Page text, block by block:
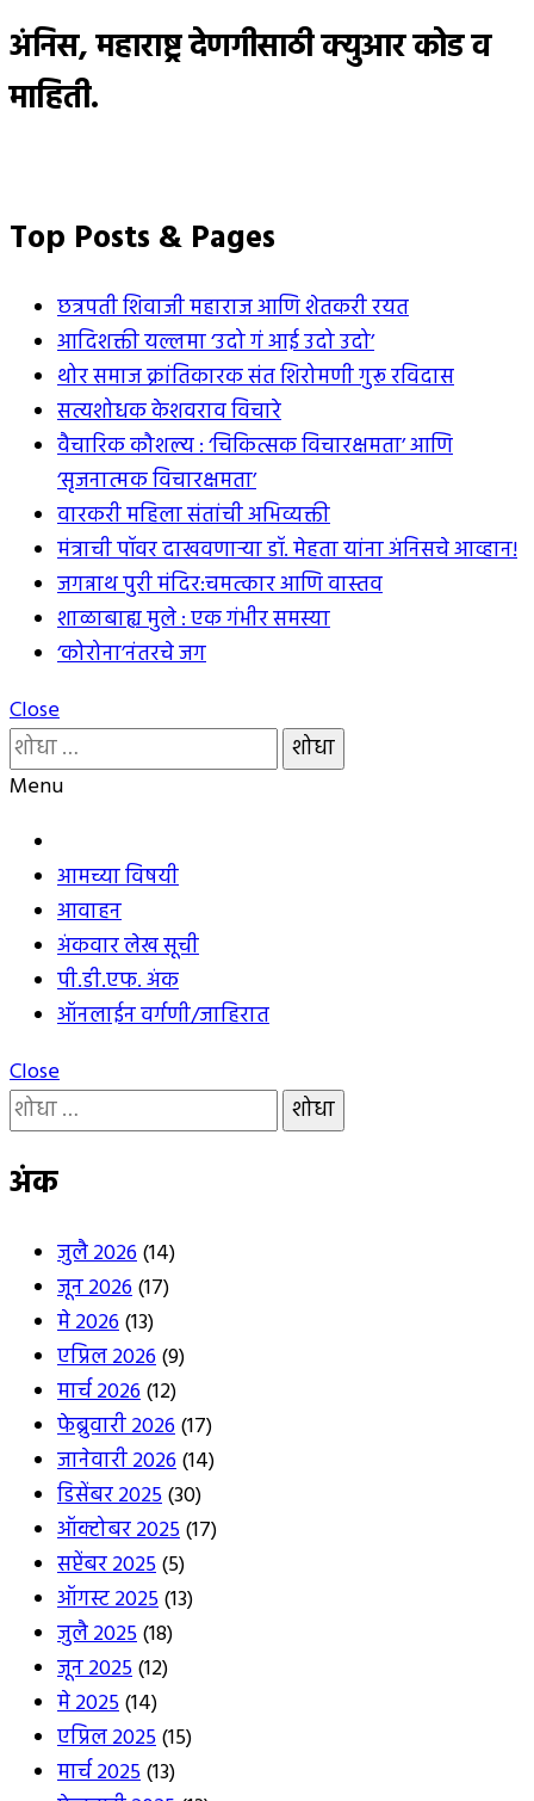
अंनिस, महाराष्ट्र देणगीसाठी क्युआर कोड व
माहिती.
Top Posts & Pages
छत्रपती शिवाजी महाराज आणि शेतकरी रयत
आदिशक्ती यल्लमा ‘उदो गं आई उदो उदो’
थोर समाज क्रांतिकारक संत शिरोमणी गुरू रविदास
सत्यशोधक केशवराव विचारे
वैचारिक कौशल्य : ‘चिकित्सक विचारक्षमता’ आणि
‘सृजनात्मक विचारक्षमता’
वारकरी महिला संतांची अभिव्यक्ती
मंत्राची पॉवर दाखवणार्‍या डॉ. मेहता यांना अंनिसचे आव्हान!
जगन्नाथ पुरी मंदिर:चमत्कार आणि वास्तव
शाळाबाह्य मुले : एक गंभीर समस्या
‘कोरोना’नंतरचे जग
Close
यांचा
शोध
Menu
आमच्या विषयी
आवाहन
अंकवार लेख सूची
पी.डी.एफ. अंक
ऑनलाईन वर्गणी/जाहिरात
Close
यांचा
शोध
घ्या
अंक
जुलै 2026(14)
जून 2026(17)
मे 2026(13)
एप्रिल 2026(9)
मार्च 2026(12)
फेब्रुवारी 2026(17)
जानेवारी 2026(14)
डिसेंबर 2025(30)
ऑक्टोबर 2025(17)
सप्टेंबर 2025(5)
ऑगस्ट 2025(13)
जुलै 2025(18)
जून 2025(12)
मे 2025(14)
एप्रिल 2025(15)
मार्च 2025(13)